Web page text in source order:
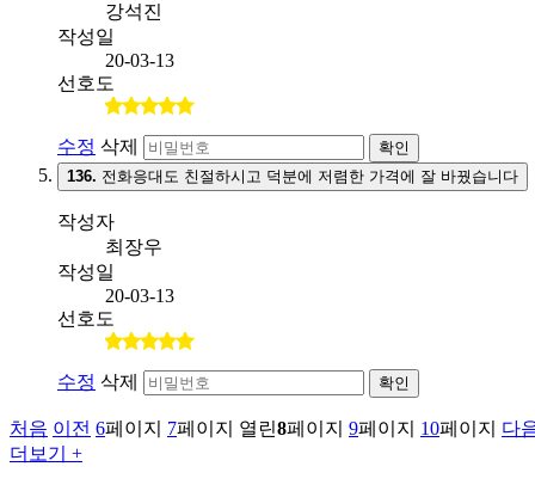
강석진
작성일
20-03-13
선호도
수정 삭제
확인
136. 전화응대도 친절하시고 덕분에 저렴한 가격에 잘 바꿨습니다
작성자
최장우
작성일
20-03-13
선호도
수정 삭제 확인
처음 이전 6페이지 7페이지 열린8페이지 9페이지 10페이지
다
더보기 +